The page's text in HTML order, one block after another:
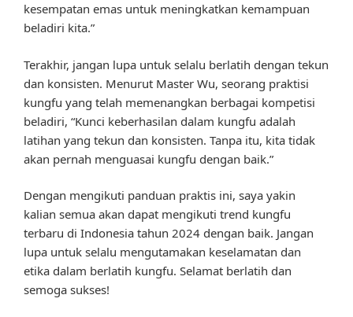
kesempatan emas untuk meningkatkan kemampuan
beladiri kita.”
Terakhir, jangan lupa untuk selalu berlatih dengan tekun
dan konsisten. Menurut Master Wu, seorang praktisi
kungfu yang telah memenangkan berbagai kompetisi
beladiri, “Kunci keberhasilan dalam kungfu adalah
latihan yang tekun dan konsisten. Tanpa itu, kita tidak
akan pernah menguasai kungfu dengan baik.”
Dengan mengikuti panduan praktis ini, saya yakin
kalian semua akan dapat mengikuti trend kungfu
terbaru di Indonesia tahun 2024 dengan baik. Jangan
lupa untuk selalu mengutamakan keselamatan dan
etika dalam berlatih kungfu. Selamat berlatih dan
semoga sukses!